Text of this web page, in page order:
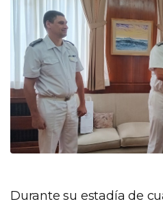
Durante su estadía de